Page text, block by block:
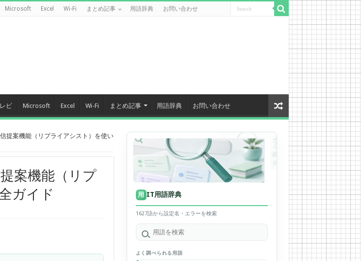
Microsoft Excel Wi-Fi まとめ記事 用語辞典 お問い合わせ
ビ Microsoft Excel Wi-Fi まとめ記事 用語辞典 お問い合わせ
提案機能（リプライアシスト）を使い
案機能（リプ
ガイド
用 IT用語辞典
1627語から設定名・エラーを検索
よく調べられる用語